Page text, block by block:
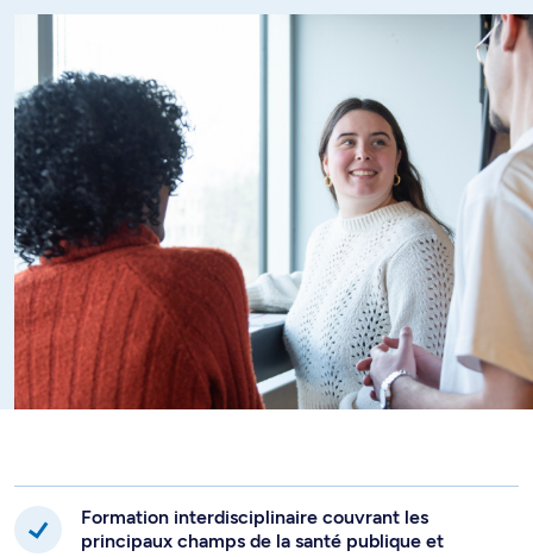
matière d'évaluation de programmes en santé
communautaire ou des bases conceptuelles et des
méthodes d'intervention infirmière auprès de familles et
de communautés. Au terme de votre formation, vous
serez initié à des connaissances de base de la santé
publique, dont certaines quantitatives, et aurez acquis des
connaissances complémentaires dans différents thèmes
ou dans un thème en particulier.
politiques, la sociologie, tous les domaines de la santé et
les sciences de l'éducation. Il s'adresse aussi au personnel
professionnel souhaitant progresser dans leur carrière.
Formation interdisciplinaire couvrant les
principaux champs de la santé publique et